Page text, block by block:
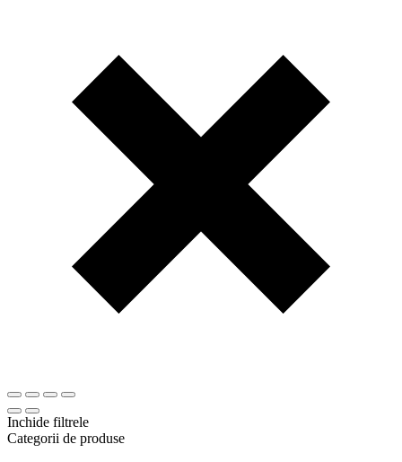
Inchide filtrele
Categorii de produse